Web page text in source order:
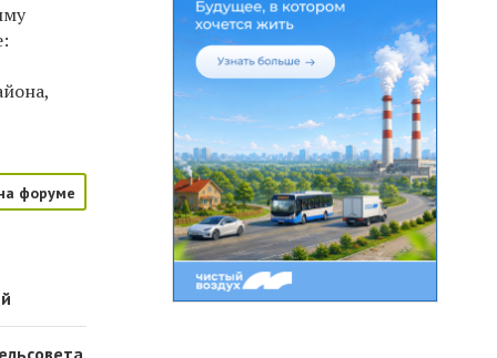
форуме